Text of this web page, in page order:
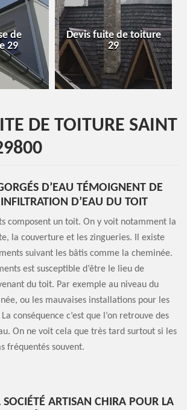
Devis fuite de toiture
29
DE TOITURE SAINT
D’EAU TÉMOIGNENT DE
D’EAU DU TOIT
composent un toit. On y voit notamment la
la couverture et les zingueries. Il existe
suivant les bâtis comme la cheminée.
est susceptible d’être le lieu de
du toit. Par exemple au niveau du
ou les mauvaises installations pour les
conséquence c’est que l’on retrouve des
On ne voit cela que très tard surtout si les
fréquentés souvent.
SOCIÉTÉ ARTISAN CHIRA POUR LA